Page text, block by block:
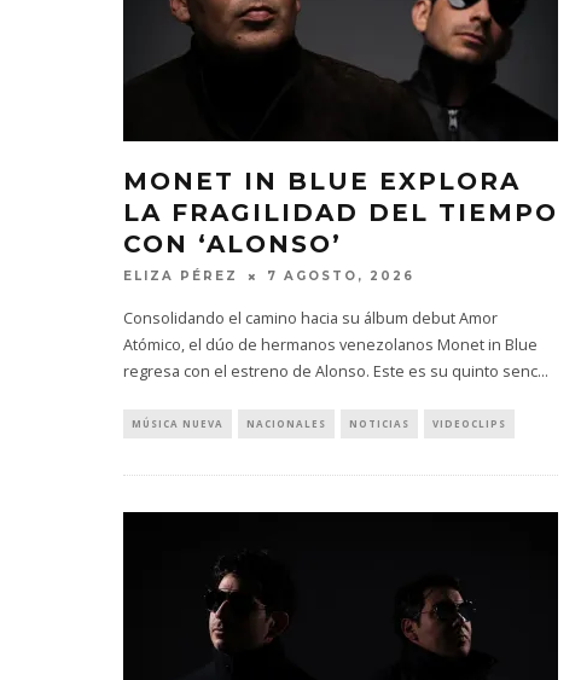
MONET IN BLUE EXPLORA
LA FRAGILIDAD DEL TIEMPO
CON ‘ALONSO’
ELIZA PÉREZ 7 AGOSTO, 2026
Consolidando el camino hacia su álbum debut Amor
Atómico, el dúo de hermanos venezolanos Monet in Blue
regresa con el estreno de Alonso. Este es su quinto senc...
MÚSICA NUEVA NACIONALES NOTICIAS VIDEOCLIPS